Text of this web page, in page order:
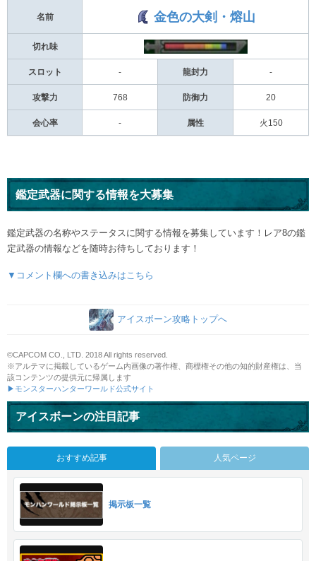
名前 金色の大剣・熔山
切れ味
スロット - 龍封力 -
攻撃力 768 防御力 20
会心率 - 属性 火150
鑑定武器に関する情報を大募集
鑑定武器の名称やステータスに関する情報を募集しています！レア8の鑑
定武器の情報などを随時お待ちしております！
▼コメント欄への書き込みはこちら
アイスボーン攻略トップへ
©CAPCOM CO., LTD. 2018 All rights reserved.
※アルテマに掲載しているゲーム内画像の著作権、商標権その他の知的財産権は、当
該コンテンツの提供元に帰属します
▶モンスターハンターワールド公式サイト
アイスボーンの注目記事
おすすめ記事 人気ページ
掲示板一覧